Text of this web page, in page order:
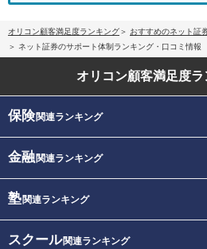
オリコン顧客満足度ランキング おすすめのネット証
ネット証券のサポート体制ランキング・口コミ情報
オリコン顧客満足度ラ
保険関連ランキング
金融関連ランキング
塾関連ランキング
スクール関連ランキング